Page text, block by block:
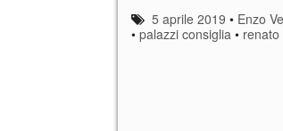
5 aprile 2019 • Enzo
• palazzi consiglia •